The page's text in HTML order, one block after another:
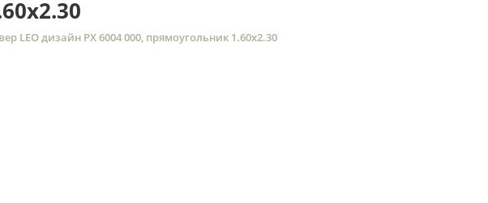
LEO дизайн PX 6004 000, прямоугольник 1.60x2.30